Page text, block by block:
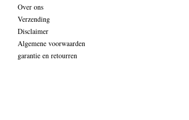
Over ons
Verzending
Disclaimer
Algemene voorwaarden
garantie en retourren